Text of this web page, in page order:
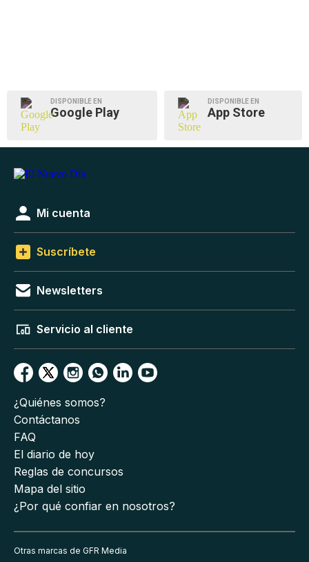
DISPONIBLE EN
Google Play
DISPONIBLE EN
App Store
Mi cuenta
Suscríbete
Newsletters
Servicio al cliente
¿Quiénes somos?
Contáctanos
FAQ
El diario de hoy
Reglas de concursos
Mapa del sitio
¿Por qué confiar en nosotros?
Otras marcas de GFR Media